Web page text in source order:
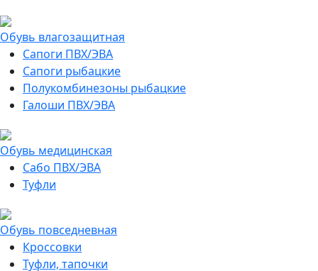
Обувь влагозащитная
Сапоги ПВХ/ЭВА
Сапоги рыбацкие
Полукомбинезоны рыбацкие
Галоши ПВХ/ЭВА
Обувь медицинская
Сабо ПВХ/ЭВА
Туфли
Обувь повседневная
Кроссовки
Туфли, тапочки